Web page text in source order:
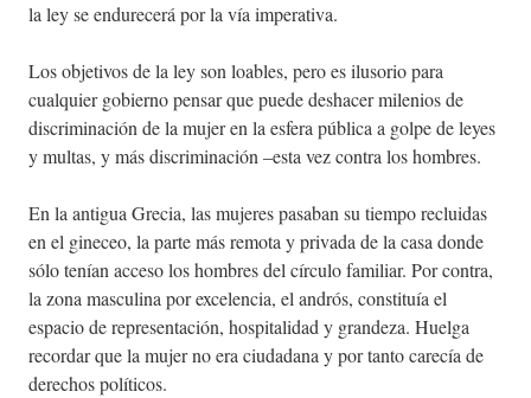
la ley se endurecerá por la vía imperativa.
Los objetivos de la ley son loables, pero es ilusorio para
cualquier gobierno pensar que puede deshacer milenios de
discriminación de la mujer en la esfera pública a golpe de leyes
y multas, y más discriminación –esta vez contra los hombres.
En la antigua Grecia, las mujeres pasaban su tiempo recluidas
en el gineceo, la parte más remota y privada de la casa donde
sólo tenían acceso los hombres del círculo familiar. Por contra,
la zona masculina por excelencia, el andrós, constituía el
espacio de representación, hospitalidad y grandeza. Huelga
recordar que la mujer no era ciudadana y por tanto carecía de
derechos políticos.